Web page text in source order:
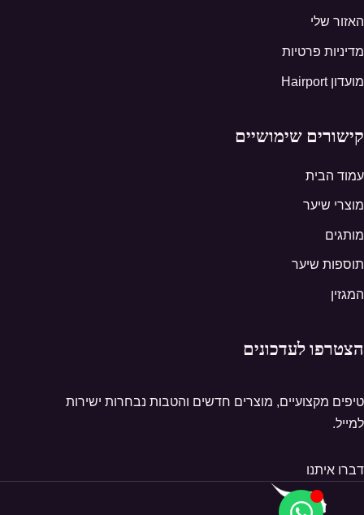
האזור שלי
מדיניות פרטיות
מועדון Hairport
קישורים שימושיים
עמוד הבית
מוצרי שיער
מותגים
תוספות שיער
המגזין
הצטרפו לעדכונים
טיפים מקצועיים, מוצרים חדשים והטבות נבחרות ישירות
למייל.
דברו איתנו